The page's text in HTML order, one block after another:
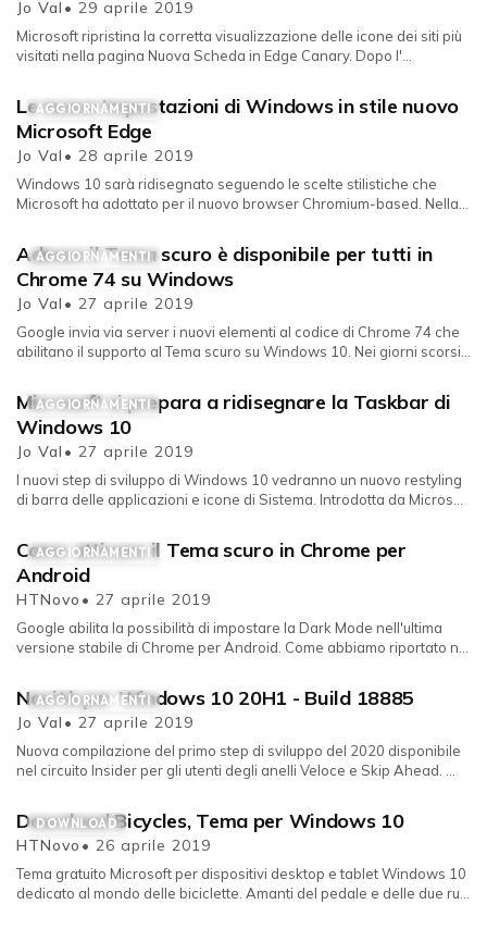
Jo Val• 29 aprile 2019
Microsoft ripristina la corretta visualizzazione delle icone dei siti più
visitati nella pagina Nuova Scheda in Edge Canary. Dopo l'...
AGGIORNAMENTI
Le nuove Impostazioni di Windows in stile nuovo
Microsoft Edge
Jo Val• 28 aprile 2019
Windows 10 sarà ridisegnato seguendo le scelte stilistiche che
Microsoft ha adottato per il nuovo browser Chromium-based. Nella
AGGIORNAMENTI
Adesso il Tema scuro è disponibile per tutti in
Chrome 74 su Windows
Jo Val• 27 aprile 2019
Google invia via server i nuovi elementi al codice di Chrome 74 che
abilitano il supporto al Tema scuro su Windows 10. Nei giorni scorsi...
AGGIORNAMENTI
Microsoft si prepara a ridisegnare la Taskbar di
Windows 10
Jo Val• 27 aprile 2019
I nuovi step di sviluppo di Windows 10 vedranno un nuovo restyling
di barra delle applicazioni e icone di Sistema. Introdotta da Micros...
AGGIORNAMENTI
Come attivare il Tema scuro in Chrome per
Android
HTNovo• 27 aprile 2019
Google abilita la possibilità di impostare la Dark Mode nell'ultima
versione stabile di Chrome per Android. Come abbiamo riportato n...
AGGIORNAMENTI
Novità per Windows 10 20H1 - Build 18885
Jo Val• 27 aprile 2019
Nuova compilazione del primo step di sviluppo del 2020 disponibile
DOWNLOAD
Download Bicycles, Tema per Windows 10
HTNovo• 26 aprile 2019
Tema gratuito Microsoft per dispositivi desktop e tablet Windows 10
dedicato al mondo delle biciclette. Amanti del pedale e delle due ru...